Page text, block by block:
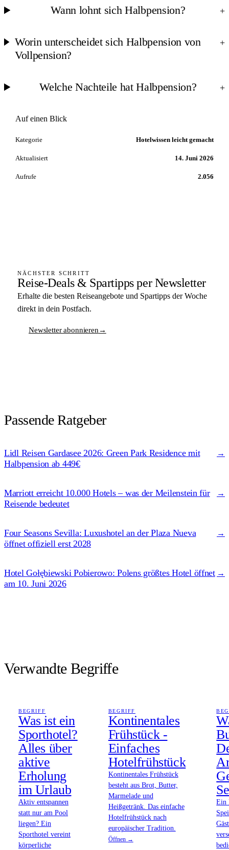
Wann lohnt sich Halbpension? +
Worin unterscheidet sich Halbpension von
Vollpension?
+
Welche Nachteile hat Halbpension? +
Auf einen Blick
Kategorie Hotelwissen leicht gemacht
Aktualisiert 14. Juni 2026
Aufrufe 2.056
NÄCHSTER SCHRITT
Reise-Deals & Spartipps per Newsletter
Erhalte die besten Reiseangebote und Spartipps der Woche
direkt in dein Postfach.
Newsletter abonnieren→
Passende Ratgeber
Lidl Reisen Gardasee 2026: Green Park Residence mit
Halbpension ab 449€
→
Marriott erreicht 10.000 Hotels – was der Meilenstein für
Reisende bedeutet
→
Four Seasons Sevilla: Luxushotel an der Plaza Nueva
öffnet offiziell erst 2028
→
Hotel Gołębiewski Pobierowo: Polens größtes Hotel öffnet
am 10. Juni 2026
→
Verwandte Begriffe
BEGRIFF
Was ist ein
Sporthotel?
Alles über
aktive
Erholung
im Urlaub
Aktiv entspannen
statt nur am Pool
liegen? Ein
Sporthotel vereint
körperliche
BEGRIFF
Kontinentales
Frühstück -
Einfaches
Hotelfrühstück
Kontinentales Frühstück
besteht aus Brot, Butter,
Marmelade und
Heißgetränk. Das einfache
Hotelfrühstück nach
europäischer Tradition.
Öffnen →
Ein